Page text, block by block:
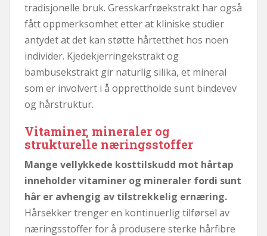
tradisjonelle bruk. Gresskarfrøekstrakt har også
fått oppmerksomhet etter at kliniske studier
antydet at det kan støtte hårtetthet hos noen
individer. Kjedekjerringekstrakt og
bambusekstrakt gir naturlig silika, et mineral
som er involvert i å opprettholde sunt bindevev
og hårstruktur.
Vitaminer, mineraler og
strukturelle næringsstoffer
Mange vellykkede kosttilskudd mot hårtap
inneholder vitaminer og mineraler fordi sunt
hår er avhengig av tilstrekkelig ernæring.
Hårsekker trenger en kontinuerlig tilførsel av
næringsstoffer for å produsere sterke hårfibre